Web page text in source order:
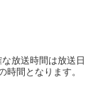
放送時間は放送日
間となります。